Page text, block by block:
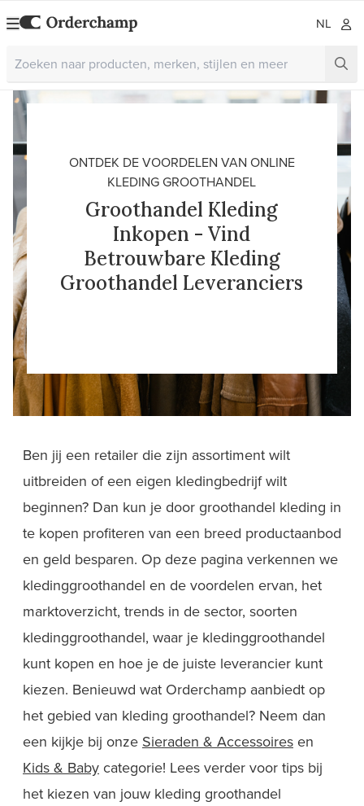
NL
ONTDEK DE VOORDELEN VAN ONLINE
KLEDING GROOTHANDEL
Groothandel Kleding
Inkopen - Vind
Betrouwbare Kleding
Groothandel Leveranciers
Ben jij een retailer die zijn assortiment wilt
uitbreiden of een eigen kledingbedrijf wilt
beginnen? Dan kun je door groothandel kleding in
te kopen profiteren van een breed productaanbod
en geld besparen. Op deze pagina verkennen we
kledinggroothandel en de voordelen ervan, het
marktoverzicht, trends in de sector, soorten
kledinggroothandel, waar je kledinggroothandel
kunt kopen en hoe je de juiste leverancier kunt
kiezen. Benieuwd wat Orderchamp aanbiedt op
het gebied van kleding groothandel? Neem dan
een kijkje bij onze Sieraden & Accessoires en
Kids & Baby categorie! Lees verder voor tips bij
het kiezen van jouw kleding groothandel